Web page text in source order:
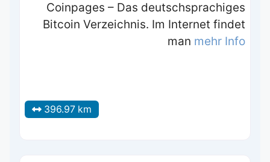
Coinpages – Das deutschsprachiges
Bitcoin Verzeichnis. Im Internet findet
man mehr Info
396.97 km